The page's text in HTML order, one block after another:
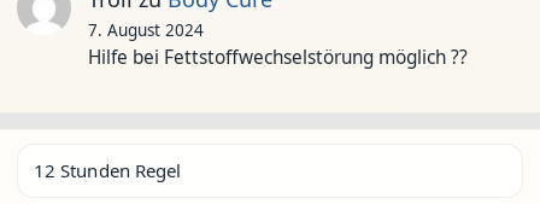
7. August 2024
Hilfe bei Fettstoffwechselstörung möglich ??
12 Stunden Regel